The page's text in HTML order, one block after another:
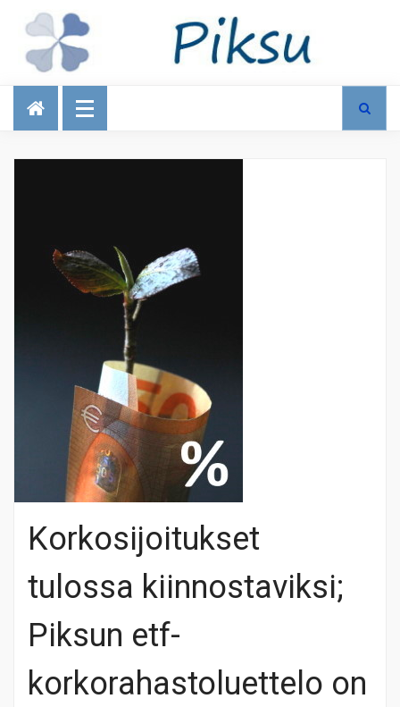
Talous
Korkosijoitukset
tulossa kiinnostaviksi;
Piksun etf-
korkorahastoluettelo on